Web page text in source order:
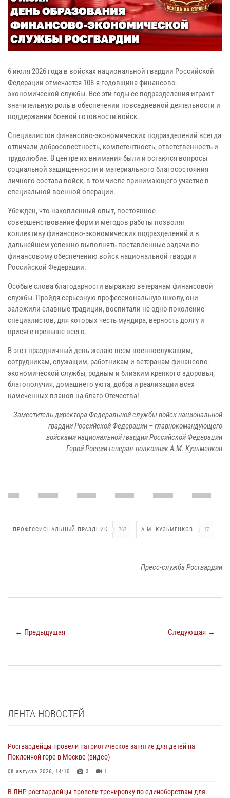
6 июля 2026 года в войсках национальной гвардии Российской
Федерации отмечается 108-я годовщина финансово-
экономической службы. Все эти годы ее подразделения играют
значительную роль в обеспечении повседневной деятельности и
поддержании боевой готовности войск.
Специалистов финансово-экономических подразделений всегда
отличали добросовестность, компетентность, ответственность и
трудолюбие. В центре их внимания были и остаются вопросы
социальной защищенности и материального благосостояния
личного состава войск, в том числе принимающего участие в
специальной военной операции.
Убежден, что накопленный опыт, постоянное
совершенствование форм и методов работы позволят
коллективу финансово-экономических подразделений и в
дальнейшем успешно выполнять поставленные задачи по
финансовому обеспечению войск национальной гвардии
Российской Федерации.
Особые слова благодарности выражаю ветеранам финансовой
службы. Пройдя серьезную профессиональную школу, они
заложили славные традиции, воспитали не одно поколение
специалистов, для которых честь мундира, верность долгу и
присяге превыше всего.
В этот праздничный день желаю всем военнослужащим,
сотрудникам, служащим, работникам и ветеранам финансово-
экономической службы, родным и близким крепкого здоровья,
благополучия, домашнего уюта, добра и реализации всех
намеченных планов на благо Отечества!
Заместитель директора Федеральной службы войск национальной
гвардииРоссийской Федерации – главнокомандующего
войсками национальной гвардии Российской Федерации
Герой России генерал-полковник А.М. Кузьменков
ПРОФЕССИОНАЛЬНЫЙ ПРАЗДНИК 767 А.М. КУЗЬМЕНКОВ 17
Пресс-служба Росгвардии
← Предыдущая Следующая →
ЛЕНТА НОВОСТЕЙ
Росгвардейцы провели патриотическое занятие для детей на
Поклонной горе в Москве (видео)
08 августа 2026, 14:10 3 1
В ЛНР росгвардейцы провели тренировку по единоборствам для